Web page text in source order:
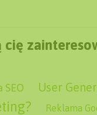
cię
User
Reklama